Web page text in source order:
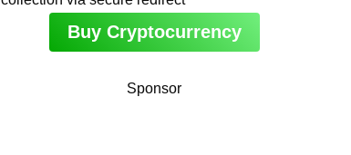
Buy Cryptocurrency
Sponsor